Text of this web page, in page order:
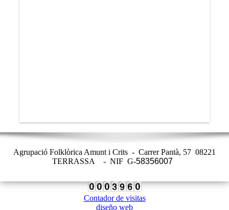
Agrupació Folklòrica Amunt i Crits - Carrer Pantà, 57 08221
TERRASSA - NIF G-58356007
Contador de visitas
diseño web